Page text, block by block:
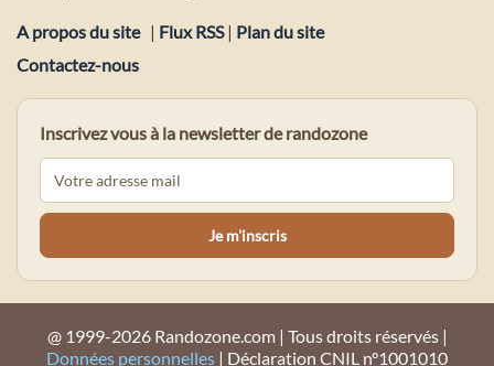
A propos du site | Flux RSS| Plan du site
Contactez-nous
Inscrivez vous à la newsletter de randozone
@ 1999-2026 Randozone.com | Tous droits réservés |
Données personnelles | Déclaration CNIL n°1001010